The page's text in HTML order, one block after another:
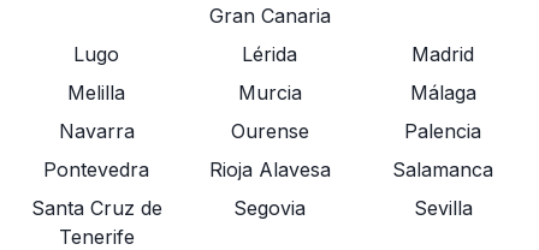
Gran Canaria
Lugo Lérida
Madrid
Melilla
Murcia
Málaga
Navarra
Ourense
Palencia
Pontevedra
Rioja Alavesa
Salamanca
Santa Cruz de
Tenerife
Segovia Sevilla